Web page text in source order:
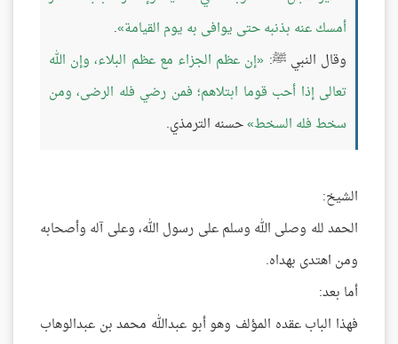
أمسك عنه بذنبه حتى يوافى به يوم القيامة .
وقال النبي ﷺ: إن عظم الجزاء مع عظم البلاء، وإن الله
تعالى إذا أحب قوما ابتلاهم؛ فمن رضي فله الرضى، ومن
سخط فله السخط حسنه الترمذي.
الشيخ:
الحمد لله وصلى الله وسلم على رسول الله، وعلى آله وأصحابه
ومن اهتدى بهداه.
أما بعد:
فهذا الباب عقده المؤلف وهو أبو عبدالله محمد بن عبدالوهاب